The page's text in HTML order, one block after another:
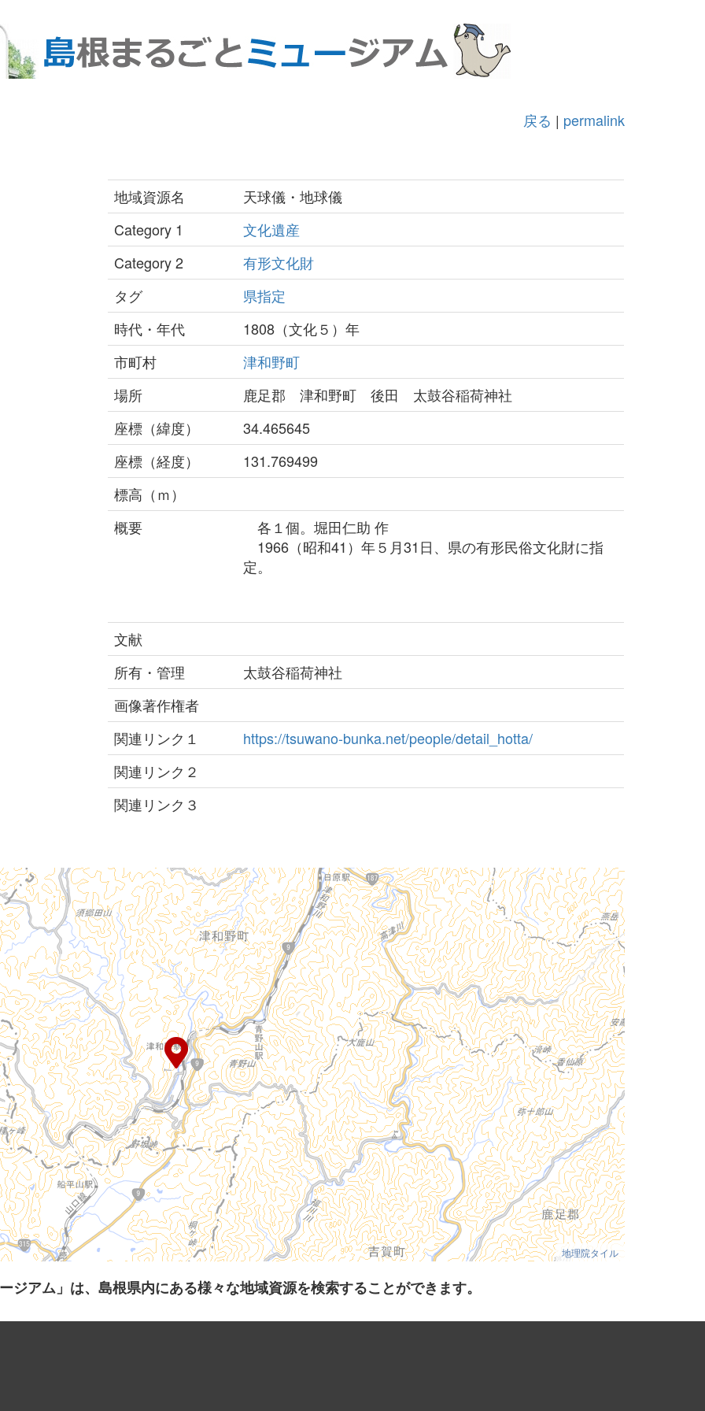
戻る | permalink
地域資源名
天球儀・地球儀
Category 1
文化遺産
Category 2
有形文化財
タグ
県指定
時代・年代
1808（文化５）年
市町村
津和野町
場所
鹿足郡 津和野町 後田 太鼓谷稲荷神社
座標（緯度）
34.465645
座標（経度）
131.769499
標高（ｍ）
概要
各１個。堀田仁助 作
1966（昭和41）年５月31日、県の有形民俗文化財に指
定。
文献
所有・管理
太鼓谷稲荷神社
画像著作権者
関連リンク１
https://tsuwano-bunka.net/people/detail_hotta/
関連リンク２
関連リンク３
地理院タイル
ジアム」は、島根県内にある様々な地域資源を検索することができます。